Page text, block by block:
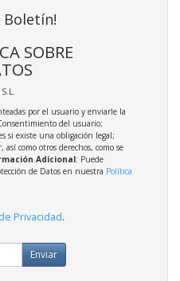
Boletín!
SOBRE
por el usuario y enviarle la
del usuario;
si existe una obligación legal;
como otros derechos, como se
Adicional: Puede
de Datos en nuestra Política
Privacidad.
Enviar